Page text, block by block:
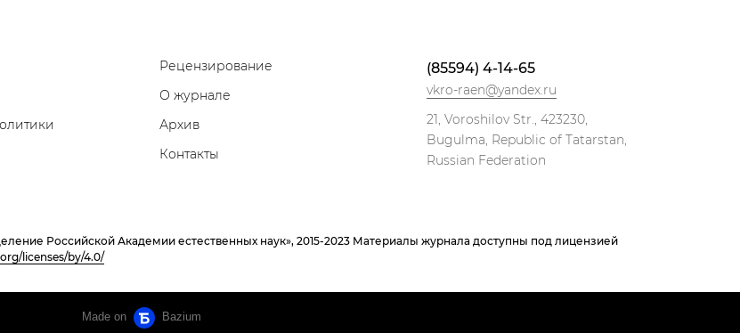
Рецензирование
О журнале
Архив
Контакты
(85594) 4-14-65
vkro-raen@yandex.ru
21, Voroshilov Str., 423230,
Bugulma, Republic of Tatarstan,
Russian Federation
Российской Академии естественных наук», 2015-2023 Материалы журнала доступны под лицензией
licenses/by/4.0/
Made on Bazium